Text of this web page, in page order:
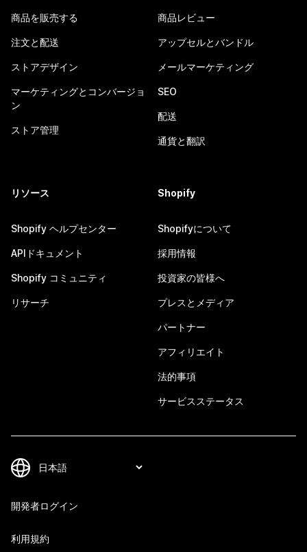
商品を販売する
注文と配送
ストアデザイン
マーケティングとコンバージョ
ン
ストア管理
商品レビュー
アップセルとバンドル
メールマーケティング
SEO
配送
通貨と翻訳
リソース
Shopify ヘルプセンター
APIドキュメント
Shopify コミュニティ
リサーチ
Shopify
Shopifyについて
採用情報
投資家の皆様へ
プレスとメディア
パートナー
アフィリエイト
法的事項
サービスステータス
開発者ログイン
利用規約